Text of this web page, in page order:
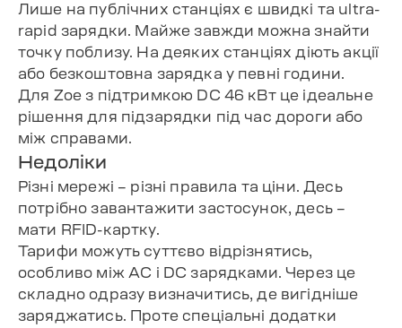
Лише на публічних станціях є швидкі та ultra-
rapid зарядки. Майже завжди можна знайти
точку поблизу. На деяких станціях діють акції
або безкоштовна зарядка у певні години.
Для Zoe з підтримкою DC 46 кВт це ідеальне
рішення для підзарядки під час дороги або
між справами.
Недоліки
Різні мережі – різні правила та ціни. Десь
потрібно завантажити застосунок, десь –
мати RFID-картку.
Тарифи можуть суттєво відрізнятись,
особливо між AC і DC зарядками. Через це
складно одразу визначитись, де вигідніше
заряджатись. Проте спеціальні додатки